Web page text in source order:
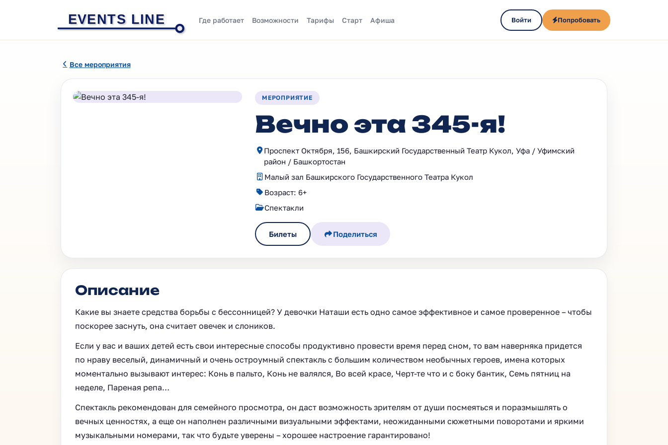
EVENTS LINE Где работает Возможности Тарифы Старт Афиша Войти Попробовать
Все мероприятия
МЕРОПРИЯТИЕ
Вечно эта 345-я!
Проспект Октября, 156, Башкирский Государственный Театр Кукол, Уфа / Уфимский
район / Башкортостан
Малый зал Башкирского Государственного Театра Кукол
Возраст: 6+
Спектакли
Билеты Поделиться
Описание
Какие вы знаете средства борьбы с бессонницей? У девочки Наташи есть одно самое эффективное и самое проверенное – чтобы
поскорее заснуть, она считает овечек и слоников.
Если у вас и ваших детей есть свои интересные способы продуктивно провести время перед сном, то вам наверняка придется
по нраву веселый, динамичный и очень остроумный спектакль с большим количеством необычных героев, имена которых
моментально вызывают интерес: Конь в пальто, Конь не валялся, Во всей красе, Черт-те что и с боку бантик, Семь пятниц на
неделе, Пареная репа…
Спектакль рекомендован для семейного просмотра, он даст возможность зрителям от души посмеяться и поразмышлять о
вечных ценностях, а еще он наполнен различными визуальными эффектами, неожиданными сюжетными поворотами и яркими
музыкальными номерами, так что будьте уверены – хорошее настроение гарантировано!